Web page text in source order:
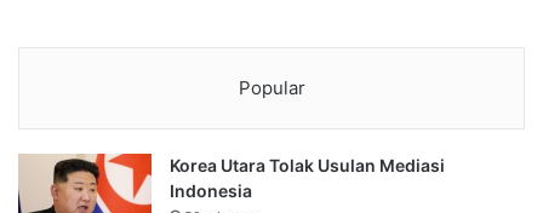
Popular
Korea Utara Tolak Usulan Mediasi
Indonesia